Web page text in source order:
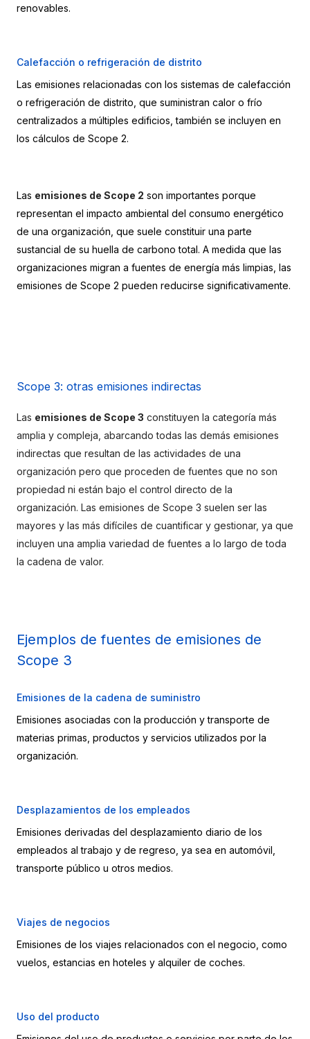
renovables.
Calefacción o refrigeración de distrito
Las emisiones relacionadas con los sistemas de calefacción
o refrigeración de distrito, que suministran calor o frío
centralizados a múltiples edificios, también se incluyen en
los cálculos de Scope 2.
Las emisiones de Scope 2 son importantes porque
representan el impacto ambiental del consumo energético
de una organización, que suele constituir una parte
sustancial de su huella de carbono total. A medida que las
organizaciones migran a fuentes de energía más limpias, las
emisiones de Scope 2 pueden reducirse significativamente.
Scope 3: otras emisiones indirectas
Las emisiones de Scope 3 constituyen la categoría más
amplia y compleja, abarcando todas las demás emisiones
indirectas que resultan de las actividades de una
organización pero que proceden de fuentes que no son
propiedad ni están bajo el control directo de la
organización. Las emisiones de Scope 3 suelen ser las
mayores y las más difíciles de cuantificar y gestionar, ya que
incluyen una amplia variedad de fuentes a lo largo de toda
la cadena de valor.
Ejemplos de fuentes de emisiones de
Scope 3
Emisiones de la cadena de suministro
Emisiones asociadas con la producción y transporte de
materias primas, productos y servicios utilizados por la
organización.
Desplazamientos de los empleados
Emisiones derivadas del desplazamiento diario de los
empleados al trabajo y de regreso, ya sea en automóvil,
transporte público u otros medios.
Viajes de negocios
Emisiones de los viajes relacionados con el negocio, como
vuelos, estancias en hoteles y alquiler de coches.
Uso del producto